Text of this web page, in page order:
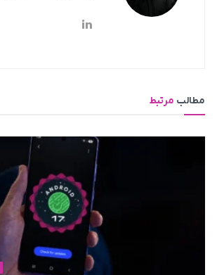
مطالب مرتبط